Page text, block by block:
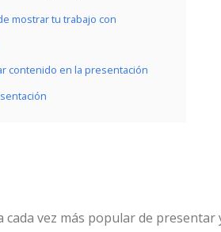
mostrar tu trabajo con
contenido en la presentación
vez más popular de presentar